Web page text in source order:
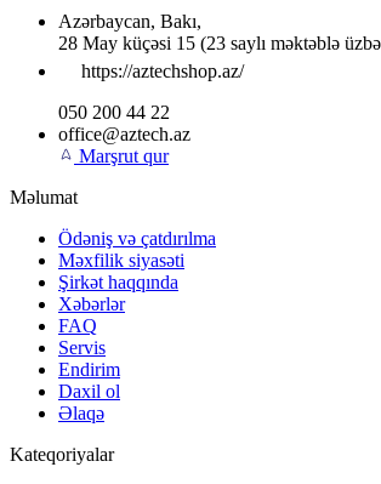
Azərbaycan, Bakı,
28 May küçəsi 15 (23 saylı məktəblə
https://aztechshop.az/
050 200 44 22
office@aztech.az
Marşrut qur
Məlumat
Ödəniş və çatdırılma
Məxfilik siyasəti
Şirkət haqqında
Xəbərlər
FAQ
Servis
Endirim
Daxil ol
Əlaqə
Kateqoriyalar